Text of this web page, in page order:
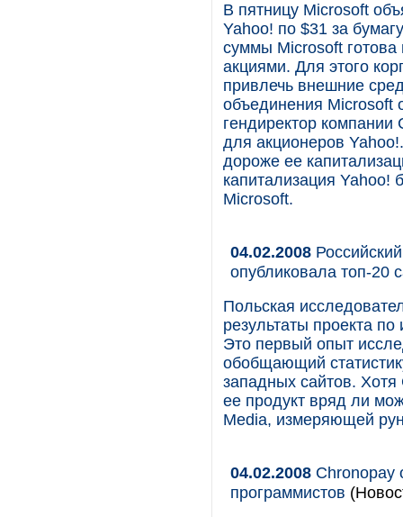
В пятницу Microsoft
Yahoo! по $31 за
суммы Microsoft
акциями. Для этого
привлечь внешние
объединения
гендиректор
для акционеров
дороже ее
капитализация
Microsoft.
04.02.2008
опубликовала топ-20
Польская
результаты проекта
Это первый опыт
обобщающий
западных сайтов.
ее продукт вряд ли
Media, измеряющей
04.02.2008 Chronopay
программистов